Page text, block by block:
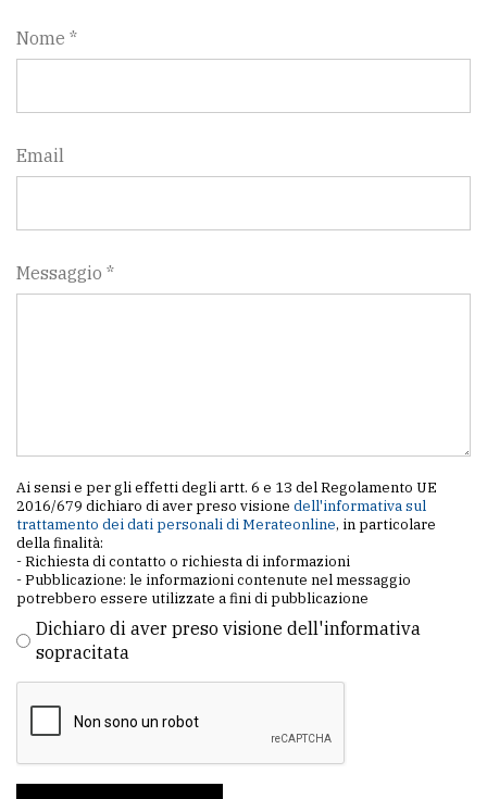
Nome *
Email
Messaggio *
Ai sensi e per gli effetti degli artt. 6 e 13 del Regolamento UE
2016/679 dichiaro di aver preso visione dell'informativa sul
trattamento dei dati personali di Merateonline, in particolare
della finalità:
- Richiesta di contatto o richiesta di informazioni
- Pubblicazione: le informazioni contenute nel messaggio
potrebbero essere utilizzate a fini di pubblicazione
Dichiaro di aver preso visione dell'informativa
sopracitata